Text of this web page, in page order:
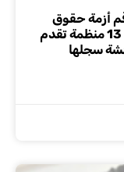
أزمة حقوق
الإنسان في السنوات الخمس الأخيرة 13 منظمة تقدم
سجلها